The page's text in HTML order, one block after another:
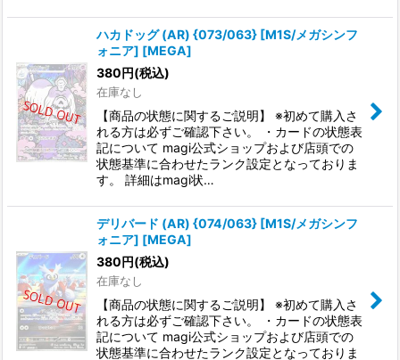
ハカドッグ (AR) {073/063} [M1S/メガシンフ
ォニア] [MEGA]
380円(税込)
在庫なし
【商品の状態に関するご説明】 ※初めて購入さ
れる方は必ずご確認下さい。 ・カードの状態表
記について magi公式ショップおよび店頭での
状態基準に合わせたランク設定となっておりま
す。 詳細はmagi状…
デリバード (AR) {074/063} [M1S/メガシンフ
ォニア] [MEGA]
380円(税込)
在庫なし
【商品の状態に関するご説明】 ※初めて購入さ
れる方は必ずご確認下さい。 ・カードの状態表
記について magi公式ショップおよび店頭での
状態基準に合わせたランク設定となっておりま